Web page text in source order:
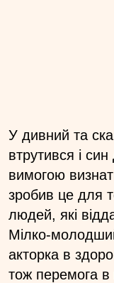
У дивний та
втрутився і
вимогою
зробив це для
людей, які
Мілко-
акторка в
тож перемога в